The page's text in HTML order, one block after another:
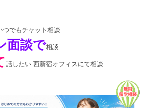
つでもチャット相談
面談で相談
話したい 西新宿オフィスにて相談